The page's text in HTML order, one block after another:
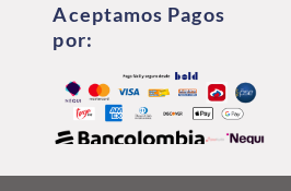
Aceptamos Pagos
por: